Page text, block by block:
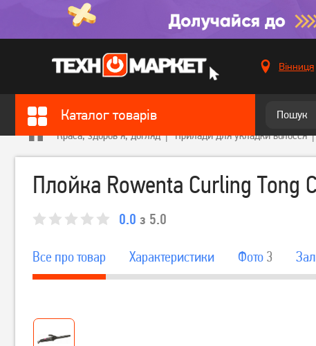
Вінниця
Каталог товарів
Краса, здоров'я, догляд Прилади для укладки волосся
Плойка Rowenta Curling Tong
0.0 з 5.0
Все про товар Характеристики Фото 3